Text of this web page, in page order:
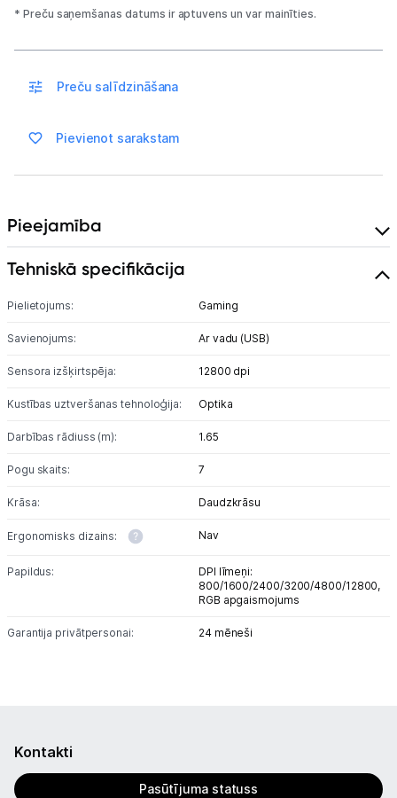
Telefoni, planšetdatori
Skaistumkopšana
Ražotāju atjaunota tehnika
Blogs
Piegāde un apmaksa
* Preču saņemšanas datums ir aptuvens un var mainīties.
Preču salīdzināšana
Pievienot sarakstam
Pieejamība
Tehniskā specifikācija
Pielietojums: Gaming
Savienojums: Ar vadu (USB)
Sensora izšķirtspēja: 12800 dpi
Kustības uztveršanas tehnoloģija: Optika
Darbības rādiuss (m): 1.65
Pogu skaits: 7
Krāsa: Daudzkrāsu
Ergonomisks dizains: Nav
Papildus:
DPI līmeņi:
800/1600/2400/3200/4800/12800,
RGB apgaismojums
Garantija privātpersonai: 24 mēneši
Kontakti
Pasūtījuma statuss